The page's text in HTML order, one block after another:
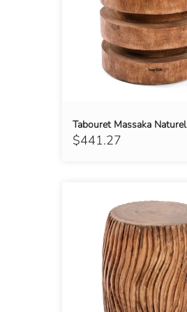
$441.27
Tabouret Massaka Naturel